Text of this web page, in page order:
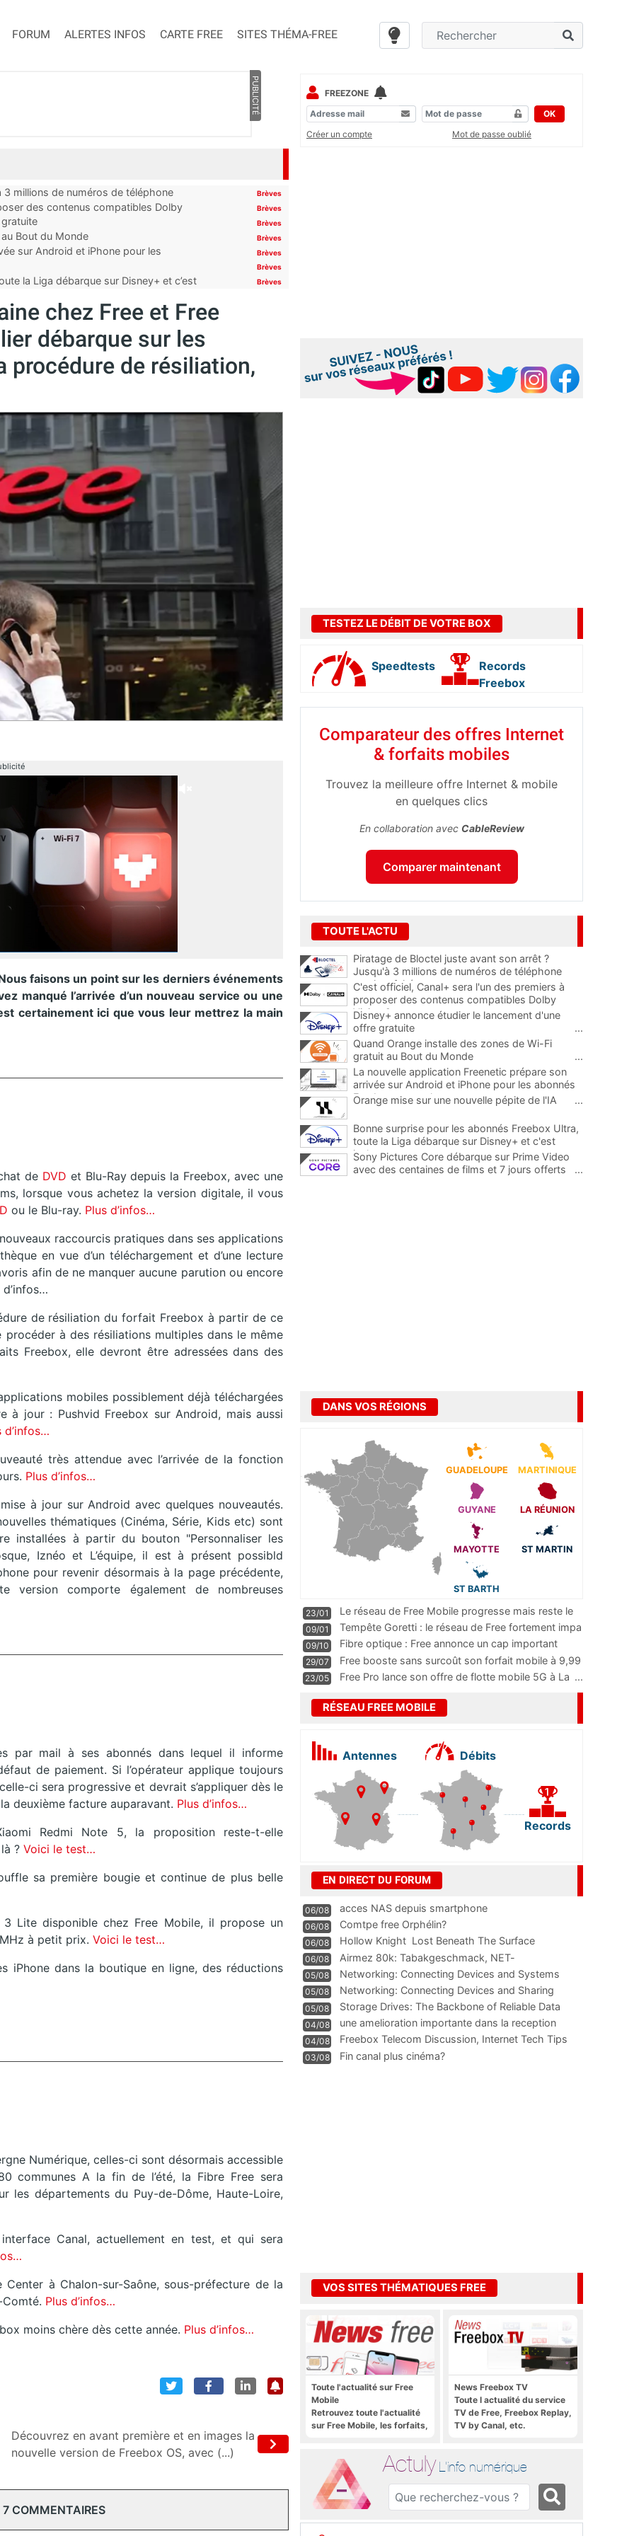
FORUM ALERTES INFOS CARTE FREE SITES THÉMA-FREE
PUBLICITÉ
3 millions de numéros de téléphone Brèves
des contenus compatibles Dolby Brèves
Brèves
Bout du Monde Brèves
sur Android et iPhone pour les
Brèves
Brèves
la Liga débarque sur Disney+ et c’est Brèves
chez Free et Free
débarque sur les
procédure de résiliation,
faisons un point sur les derniers événements
manqué l’arrivée d’un nouveau service ou une
certainement ici que vous leur mettrez la main
deDVD et Blu-Ray depuis la Freebox, avec une
lorsque vous achetez la version digitale, il vous
ou le Blu-ray. Plus d’infos…
raccourcis pratiques dans ses applications
en vue d’un téléchargement et d’une lecture
afin de ne manquer aucune parution ou encore
de résiliation du forfait Freebox à partir de ce
à des résiliations multiples dans le même
Freebox, elle devront être adressées dans des
mobiles possiblement déjà téléchargées
à jour : Pushvid Freebox sur Android, mais aussi
d’infos…
très attendue avec l’arrivée de la fonction
Plus d’infos…
à jour sur Android avec quelques nouveautés.
thématiques (Cinéma, Série, Kids etc) sont
installées à partir du bouton "Personnaliser les
Iznéo et L’équipe, il est à présent possibld
pour revenir désormais à la page précédente,
comporte également de nombreuses
par mail à ses abonnés dans lequel il informe
de paiement. Si l’opérateur applique toujours
ci sera progressive et devrait s’appliquer dès le
deuxième facture auparavant. Plus d’infos…
Redmi Note 5, la proposition reste-t-elle
? Voici le test…
sa première bougie et continue de plus belle
Lite disponible chez Free Mobile, il propose un
à petit prix. Voici le test…
iPhone dans la boutique en ligne, des réductions
Numérique, celles-ci sont désormais accessible
communes A la fin de l’été, la Fibre Free sera
les départements du Puy-de-Dôme, Haute-Loire,
Canal, actuellement en test, et qui sera
à Chalon-sur-Saône, sous-préfecture de la
Plus d’infos…
moins chère dès cette année. Plus d’infos…
Découvrez en avant première et en images la
nouvelle version de Freebox OS, avec (...)
COMMENTAIRES
FREEZONE
OK
Créer un compte
Mot de passe oublié
TESTEZ LE DÉBIT DE VOTRE BOX
Speedtests
Records
Freebox
Comparateur des offres Internet
& forfaits mobiles
Trouvez la meilleure offre Internet & mobile
en quelques clics
En collaboration avec CableReview
Comparer maintenant
TOUTE L'ACTU
Piratage de Bloctel juste avant son arrêt ?
Jusqu'à 3 millions de numéros de téléphone
auraient fuité
C'est officiel, Canal+ sera l'un des premiers à
proposer des contenus compatibles Dolby
Vision 2
Disney+ annonce étudier le lancement d'une
offre gratuite
...
Quand Orange installe des zones de Wi-Fi
gratuit au Bout du Monde
...
La nouvelle application Freenetic prépare son
arrivée sur Android et iPhone pour les abonnés
Freebox, testez la
Orange mise sur une nouvelle pépite de l'IA ...
Bonne surprise pour les abonnés Freebox Ultra,
toute la Liga débarque sur Disney+ et c'est
inclus
Sony Pictures Core débarque sur Prime Video
avec des centaines de films et 7 jours offerts
...
DANS VOS RÉGIONS
GUADELOUPE MARTINIQUE
GUYANE LA RÉUNION
MAYOTTE ST MARTIN
ST BARTH
23/01
Le réseau de Free Mobile progresse mais reste le
m
...
09/01
Tempête Goretti : le réseau de Free fortement impa
09/10
Fibre optique : Free annonce un cap important
pass
...
29/07
Free booste sans surcoût son forfait mobile à 9,99
23/05 Free Pro lance son offre de flotte mobile 5G à La ...
RÉSEAU FREE MOBILE
Antennes Débits
Records
EN DIRECT DU FORUM
06/08 acces NAS depuis smartphone
06/08 Comtpe free Orphélin?
06/08 Hollow Knight  Lost Beneath The Surface
06/08
Airmez 80k: Tabakgeschmack, NET-
Technologie und Leistung im
05/08 Networking: Connecting Devices and Systems
05/08
Networking: Connecting Devices and Sharing
Information
05/08
Storage Drives: The Backbone of Reliable Data
Management
04/08
une amelioration importante dans la reception
WIFI
04/08
Freebox Telecom Discussion, Internet Tech Tips
Communi
03/08 Fin canal plus cinéma?
VOS SITES THÉMATIQUES FREE
Toute l'actualité sur Free
Mobile
Retrouvez toute l'actualité
sur Free Mobile, les forfaits,
bien plus encore
News Freebox TV
Toute l actualité du service
TV de Free, Freebox Replay,
TV by Canal, etc.
Actuly L'info numérique